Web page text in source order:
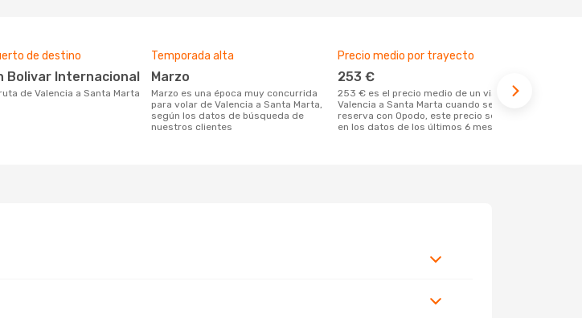
de destino
Bolivar Internacional
ruta de Valencia a Santa Marta
Temporada alta
marzo
marzo es una época muy concurrida
para volar de Valencia a Santa Marta,
según los datos de búsqueda de
nuestros clientes
Precio medio por trayecto
253 €
253 € es el precio medio de un viaje de
Valencia a Santa Marta cuando se
reserva con Opodo, este precio se basa
en los datos de los últimos 6 meses